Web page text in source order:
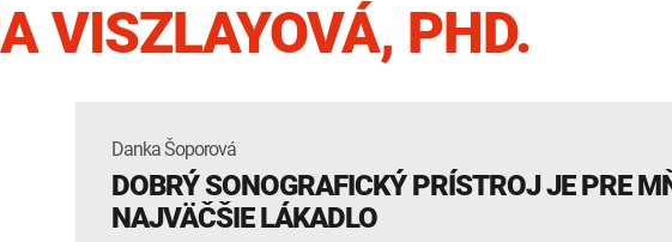
Covid-19 Žiadanky a tlačivá
POTRAVÍN Lymská borelióza Human papillomavirus (HPV)
VISZLAYOVÁ, PHD.
Danka Šoporová
DOBRÝ SONOGRAFICKÝ PRÍSTROJ JE PRE
NAJVÄČŠIE LÁKADLO